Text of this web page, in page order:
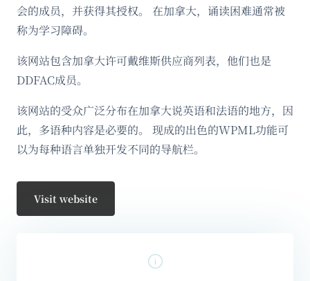
会的成员，并获得其授权。 在加拿大，诵读困难通常被
称为学习障碍。
该网站包含加拿大许可戴维斯供应商列表，他们也是
DDFAC成员。
该网站的受众广泛分布在加拿大说英语和法语的地方，因
此，多语种内容是必要的。 现成的出色的WPML功能可
以为每种语言单独开发不同的导航栏。
Visit website